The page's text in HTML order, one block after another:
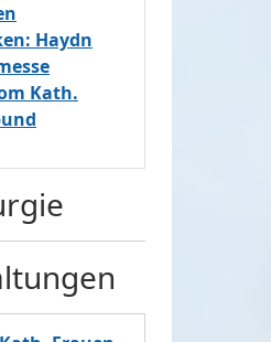
Haydn
Kath.